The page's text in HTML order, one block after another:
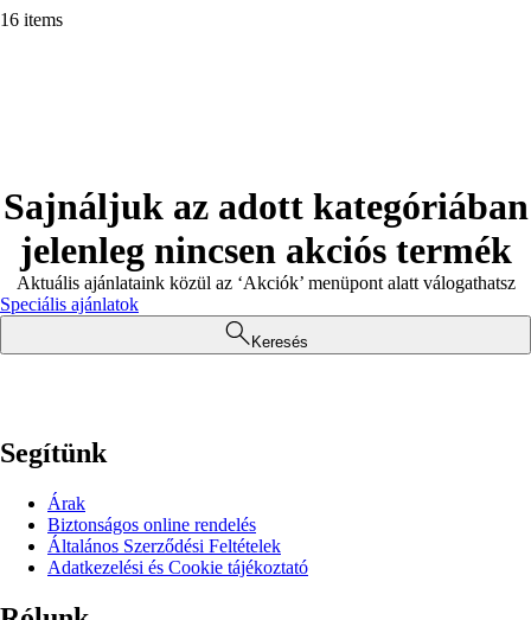
16 items
Sajnáljuk az adott kategóriában
jelenleg nincsen akciós termék
Aktuális ajánlataink közül az ‘Akciók’ menüpont alatt válogathatsz
Speciális ajánlatok
Keresés
Segítünk
Árak
Biztonságos online rendelés
Általános Szerződési Feltételek
Adatkezelési és Cookie tájékoztató